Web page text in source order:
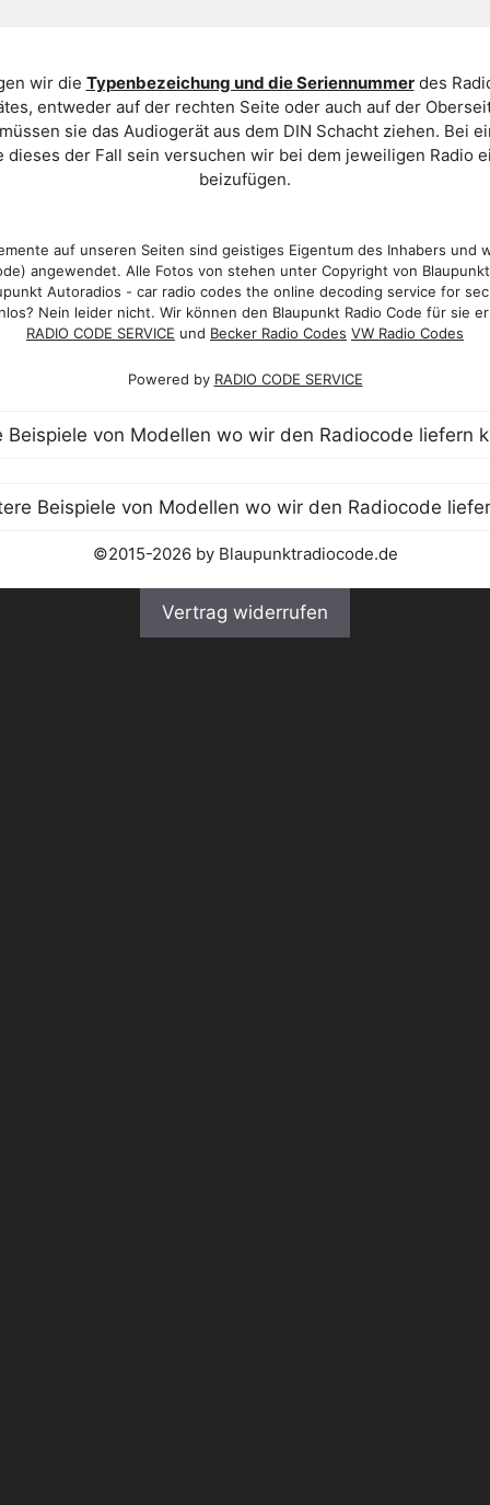
wir die Typenbezeichung und die Seriennummerdes
entweder auf der rechten Seite oder auch auf der
sie das Audiogerät aus dem DIN Schacht ziehen. Bei
der Fall sein versuchen wir bei dem jeweiligen Radio
beizufügen.
auf unseren Seiten sind geistiges Eigentum des Inhabers und
angewendet. Alle Fotos von stehen unter Copyright von
Autoradios - car radio codes the online decoding service for
Nein leider nicht. Wir können den Blaupunkt Radio Code für sie
RADIO CODE SERVICE und Becker Radio Codes VW Radio Codes
Powered by RADIO CODE SERVICE
©2015-2026 by Blaupunktradiocode.de
Vertrag widerrufen